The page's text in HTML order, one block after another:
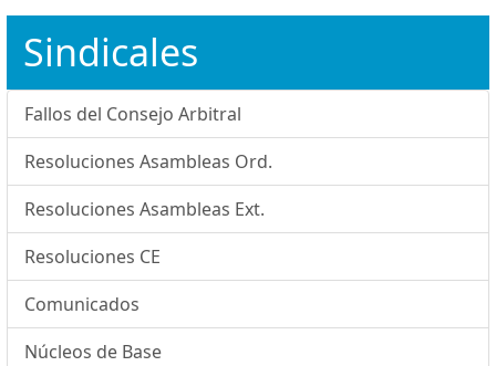
Sindicales
Fallos del Consejo Arbitral
Resoluciones Asambleas Ord.
Resoluciones Asambleas Ext.
Resoluciones CE
Comunicados
Núcleos de Base